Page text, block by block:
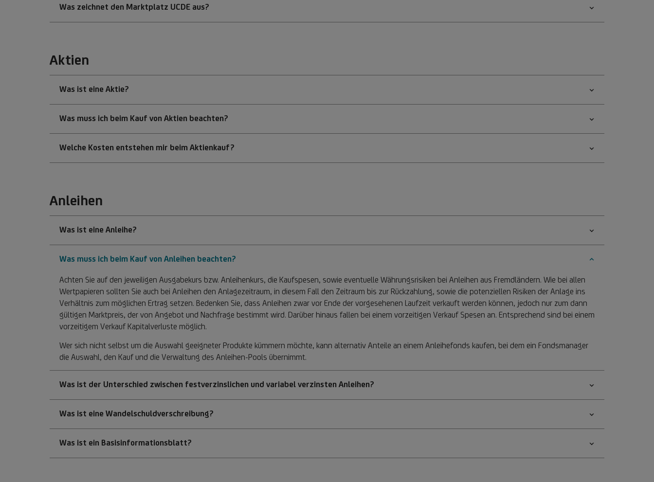
Was zeichnet den Marktplatz UCDE aus?
Aktien
Was ist eine Aktie?
Was muss ich beim Kauf von Aktien beachten?
Welche Kosten entstehen mir beim Aktienkauf?
Anleihen
Was ist eine Anleihe?
Was muss ich beim Kauf von Anleihen beachten?
Achten Sie auf den jeweiligen Ausgabekurs bzw. Anleihenkurs, die Kaufspesen, sowie eventuelle Währungsrisiken bei Anleihen aus Fremdländern. Wie bei allen
Wertpapieren sollten Sie auch bei Anleihen den Anlagezeitraum, in diesem Fall den Zeitraum bis zur Rückzahlung, sowie die potenziellen Risiken der Anlage ins
Verhältnis zum möglichen Ertrag setzen. Bedenken Sie, dass Anleihen zwar vor Ende der vorgesehenen Laufzeit verkauft werden können, jedoch nur zum dann
gültigen Marktpreis, der von Angebot und Nachfrage bestimmt wird. Darüber hinaus fallen bei einem vorzeitigen Verkauf Spesen an. Entsprechend sind bei einem
vorzeitigem Verkauf Kapitalverluste möglich.
Wer sich nicht selbst um die Auswahl geeigneter Produkte kümmern möchte, kann alternativ Anteile an einem Anleihefonds kaufen, bei dem ein Fondsmanager
die Auswahl, den Kauf und die Verwaltung des Anleihen-Pools übernimmt.
Was ist der Unterschied zwischen festverzinslichen und variabel verzinsten Anleihen?
Was ist eine Wandelschuldverschreibung?
Was ist ein Basisinformationsblatt?